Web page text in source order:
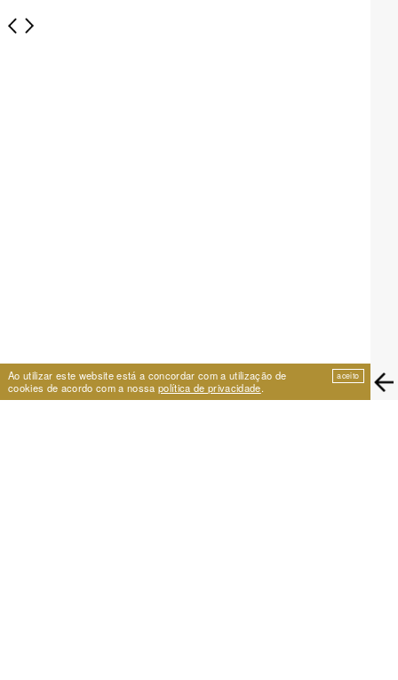
Ao utilizar este website está a concordar com a utilização de
cookies de acordo com a nossapolítica de privacidade.
aceito